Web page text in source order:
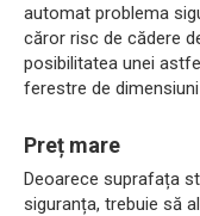
automat problema
căror risc de cădere
posibilitatea unei
ferestre de dimensiuni
Preț mare
Deoarece suprafața
siguranța, trebuie să